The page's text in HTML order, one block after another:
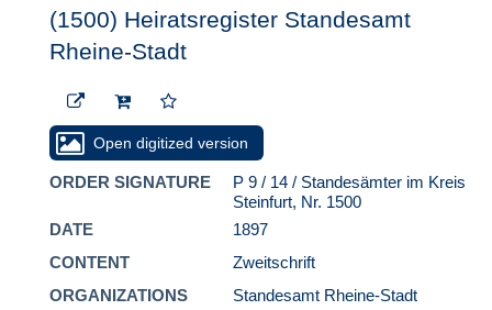
(1500) Heiratsregister Standesamt
Rheine-Stadt
Open digitized version
ORDER SIGNATURE
P 9 / 14 / Standesämter im Kreis
Steinfurt, Nr. 1500
DATE
1897
CONTENT
Zweitschrift
ORGANIZATIONS
Standesamt Rheine-Stadt